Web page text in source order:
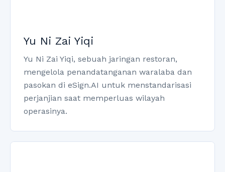
Yu Ni Zai Yiqi
Yu Ni Zai Yiqi, sebuah jaringan restoran,
mengelola penandatanganan waralaba dan
pasokan di eSign.AI untuk menstandarisasi
perjanjian saat memperluas wilayah
operasinya.